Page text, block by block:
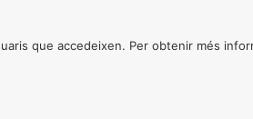
que accedeixen. Per obtenir més